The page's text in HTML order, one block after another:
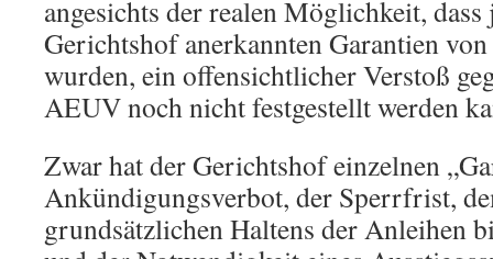
angesichts der realen Möglichkeit,
Gerichtshof anerkannten Garantien
wurden, ein offensichtlicher Verstoß
AEUV noch nicht festgestellt werden
Zwar hat der Gerichtshof einzelnen
Ankündigungsverbot, der Sperrfrist,
grundsätzlichen Haltens der Anleihen